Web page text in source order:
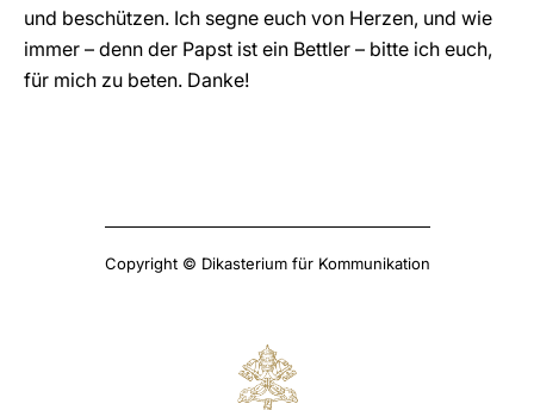
und beschützen. Ich segne euch von Herzen, und wie
immer – denn der Papst ist ein Bettler – bitte ich euch,
für mich zu beten. Danke!
Copyright © Dikasterium für Kommunikation